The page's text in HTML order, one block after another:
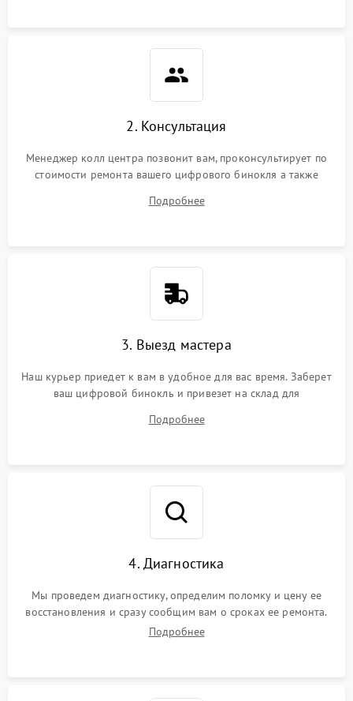
2. Консультация
Менеджер колл центра позвонит вам, проконсультирует по
стоимости ремонта вашего цифрового бинокля а также
Подробнее
3. Выезд мастера
Наш курьер приедет к вам в удобное для вас время. Заберет
ваш цифровой бинокль и привезет на склад для
Подробнее
4. Диагностика
Мы проведем диагностику, определим поломку и цену ее
восстановления и сразу сообщим вам о сроках ее ремонта.
Подробнее